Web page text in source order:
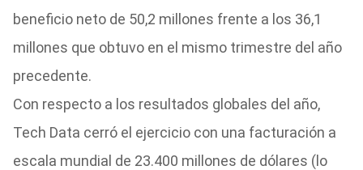
beneficio neto de 50,2 millones frente a los 36,1
millones que obtuvo en el mismo trimestre del año
precedente.
Con respecto a los resultados globales del año,
Tech Data cerró el ejercicio con una facturación a
escala mundial de 23.400 millones de dólares (lo